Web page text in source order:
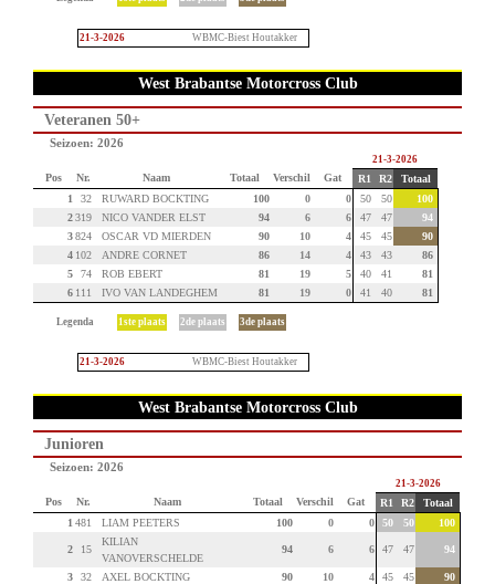
21-3-2026 WBMC-Biest Houtakker
West Brabantse Motorcross Club
Veteranen 50+
Seizoen: 2026
21-3-2026
Pos Nr. Naam Totaal Verschil Gat R1 R2
Totaal
1
32 RUWARD BOCKTING 100 0 0 50 50
100
2319 NICO VANDER ELST 94 6 6 47 47
94
3824 OSCAR VD MIERDEN 90 10 4 45 45
90
4 102 ANDRE CORNET 86 14 4 43 43
86
5
74 ROB EBERT 81 19 5 40 41
81
6 111 IVO VAN LANDEGHEM 81 19 0 41 40 81
Legenda 1ste plaats 2de plaats 3de plaats
21-3-2026 WBMC-Biest Houtakker
West Brabantse Motorcross Club
Junioren
Seizoen: 2026
21-3-2026
Pos Nr. Naam Totaal Verschil Gat R1 R2
Totaal
1 481 LIAM PEETERS 100 0 0 50 50 100
2 15
KILIAN
VANOVERSCHELDE
94 6 6 47 47 94
3 32 AXEL BOCKTING 90 10 4 45 45
90